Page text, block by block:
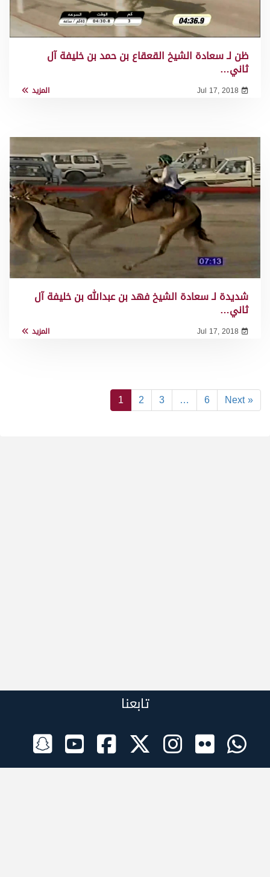
ظن لـ سعادة الشيخ القعقاع بن حمد بن خليفة آل
ثاني…
Jul 17, 2018 المزيد
شديدة لـ سعادة الشيخ فهد بن عبدالله بن خليفة آل
ثاني…
Jul 17, 2018 المزيد
1 2 3 … 6 Next »
تابعنا